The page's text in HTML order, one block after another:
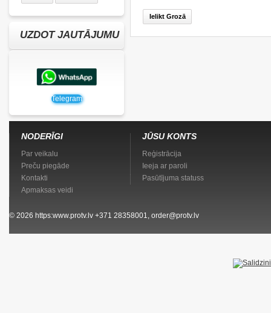
UZDOT JAUTĀJUMU
Telegram
Ielikt Grozā
NODERĪGI
Par veikalu
Preču piegāde
Kontakti
Apmaksas veidi
JŪSU KONTS
Reģistrācija
Ieeja ar paroli
Pasūtījuma statuss
© 2026 https:www.protv.lv +371 28358001, order@protv.lv